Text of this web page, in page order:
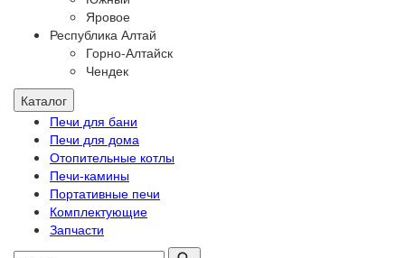
Яровое
Республика Алтай
Горно-Алтайск
Чендек
Каталог
Печи для бани
Печи для дома
Отопительные котлы
Печи-камины
Портативные печи
Комплектующие
Запчасти